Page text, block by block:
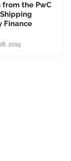
from the PwC
Finance
2019